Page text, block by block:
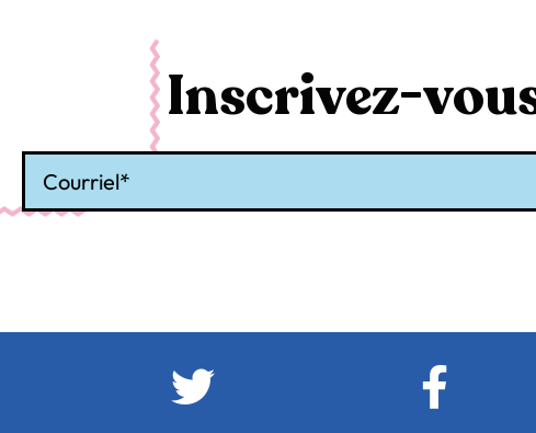
Inscrivez-